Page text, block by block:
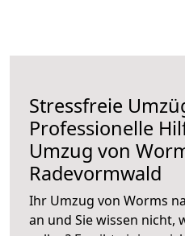
Stressfreie
Professionelle
Umzug von
Radevormwald
Ihr Umzug von Worms
an und Sie wissen nicht,